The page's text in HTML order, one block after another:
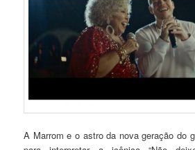
A Marrom e o astro da nova geração do